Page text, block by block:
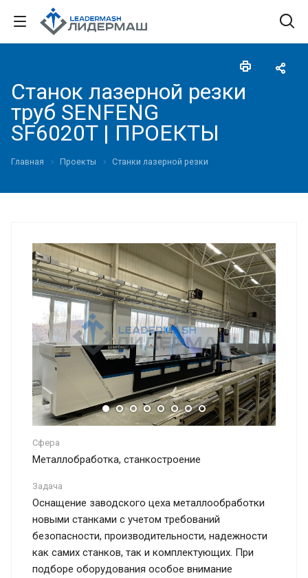
Станок лазерной резки
труб SENFENG
SF6020T | ПРОЕКТЫ
Главная Проекты Станки лазерной резки
Сфера
Металлобработка, станкостроение
Задача
Оснащение заводского цеха металлообработки
новыми станками с учетом требований
безопасности, производительности, надежности
как самих станков, так и комплектующих. При
подборе оборудования особое внимание